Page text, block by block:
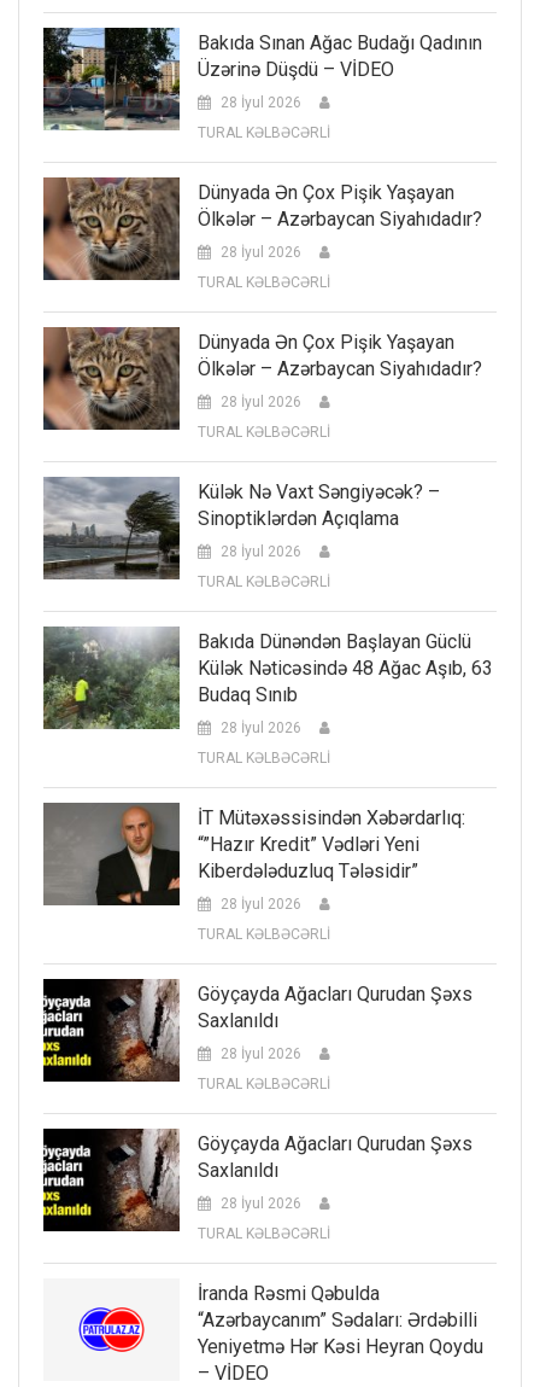
Bakıda Sınan Ağac Budağı Qadının
Üzərinə Düşdü – VİDEO
28 İyul 2026
TURAL KƏLBƏCƏRLİ
Dünyada Ən Çox Pişik Yaşayan
Ölkələr – Azərbaycan Siyahıdadır?
28 İyul 2026
TURAL KƏLBƏCƏRLİ
Dünyada Ən Çox Pişik Yaşayan
Ölkələr – Azərbaycan Siyahıdadır?
28 İyul 2026
TURAL KƏLBƏCƏRLİ
Külək Nə Vaxt Səngiyəcək? –
Sinoptiklərdən Açıqlama
28 İyul 2026
TURAL KƏLBƏCƏRLİ
Bakıda Dünəndən Başlayan Güclü
Külək Nəticəsində 48 Ağac Aşıb, 63
Budaq Sınıb
28 İyul 2026
TURAL KƏLBƏCƏRLİ
İT Mütəxəssisindən Xəbərdarlıq:
“”Hazır Kredit” Vədləri Yeni
Kiberdələduzluq Tələsidir”
28 İyul 2026
TURAL KƏLBƏCƏRLİ
Göyçayda Ağacları Qurudan Şəxs
Saxlanıldı
28 İyul 2026
TURAL KƏLBƏCƏRLİ
Göyçayda Ağacları Qurudan Şəxs
Saxlanıldı
28 İyul 2026
TURAL KƏLBƏCƏRLİ
İranda Rəsmi Qəbulda
“Azərbaycanım” Sədaları: Ərdəbilli
Yeniyetmə Hər Kəsi Heyran Qoydu
– VİDEO